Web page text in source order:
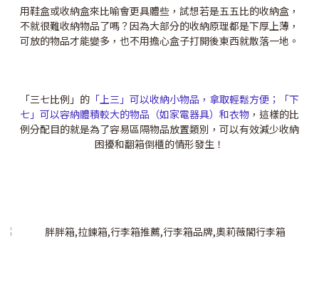
用鞋盒或收納盒來比喻會更具體些，試想若是五五比的收納盒，
不就很難收納物品了嗎？因為大部分的收納原理都是下厚上薄，
可放的物品才能變多，也不用擔心盒子打開後東西就散落一地。
「三七比例」的 「上三」可以收納小物品，拿取輕鬆方便；「下
七」可以容納體積較大的物品（如家電器具）和衣物 ，這樣的比
例分配目的就是為了容易區隔物品放置類別，可以有效減少收納
困擾和翻箱倒櫃的情形發生！